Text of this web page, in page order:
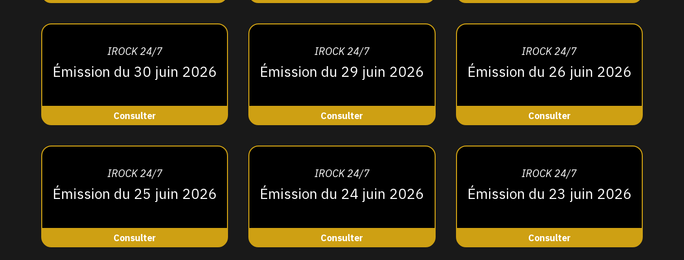
IROCK 24/7
Émission du 30 juin 2026
Consulter
IROCK 24/7
Émission du 29 juin 2026
Consulter
IROCK 24/7
Émission du 26 juin 2026
Consulter
IROCK 24/7
Émission du 25 juin 2026
Consulter
IROCK 24/7
Émission du 24 juin 2026
Consulter
IROCK 24/7
Émission du 23 juin 2026
Consulter